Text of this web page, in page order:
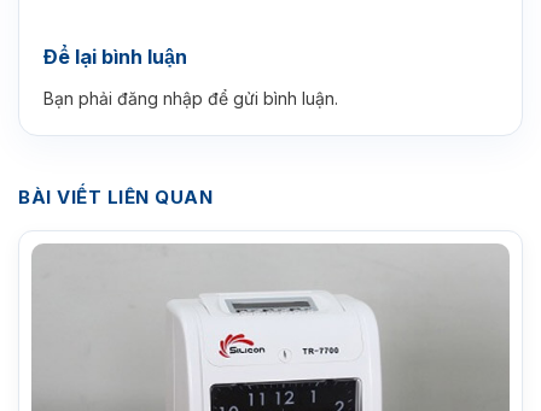
Để lại bình luận
Bạn phải đăng nhập để gửi bình luận.
BÀI VIẾT LIÊN QUAN